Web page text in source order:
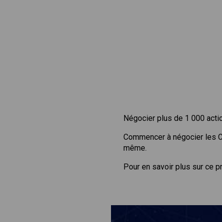
Négocier plus de 1 000
Commencer à négocier les
même.
Pour en savoir plus sur ce